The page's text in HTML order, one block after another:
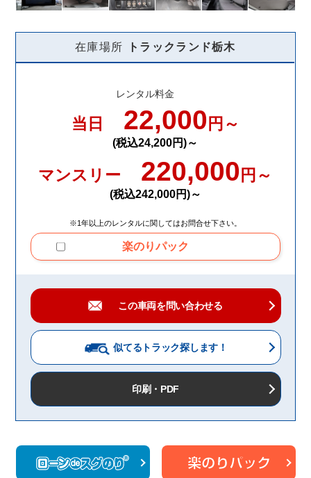
在庫場所 トラックランド栃木
レンタル料金
当日 22,000 円～
(税込24,200円)～
マンスリー 220,000 円～
(税込242,000円)～
※1年以上のレンタルに関してはお問合せ下さい。
楽のりパック
この車両を問い合わせる
似てるトラック探します！
印刷・PDF